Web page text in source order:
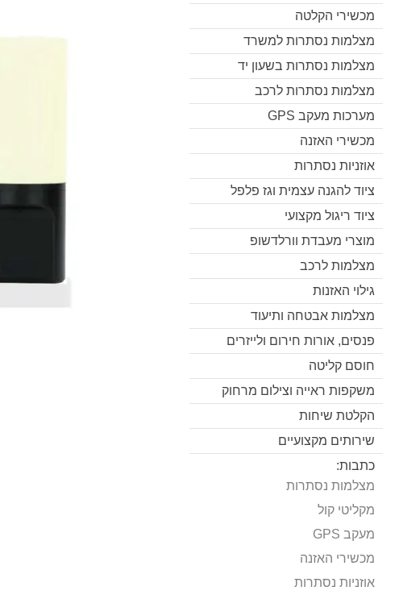
מכשירי הקלטה
מצלמות נסתרות למשרד
מצלמות נסתרות בשעון יד
מצלמות נסתרות לרכב
מערכות מעקב GPS
מכשירי האזנה
אוזניות נסתרות
ציוד להגנה עצמית וגז פלפל
ציוד ריגול מקצועי
מוצרי מעבדת וורלדשופ
מצלמות לרכב
גילוי האזנות
מצלמות אבטחה ותיעוד
פנסים, אורות חירום ולייזרים
חוסם קליטה
משקפות ראייה וצילום מרחוק
הקלטת שיחות
שירותים מקצועיים
כתבות:
מצלמות נסתרות
מקליטי קול
מעקב GPS
מכשירי האזנה
אוזניות נסתרות